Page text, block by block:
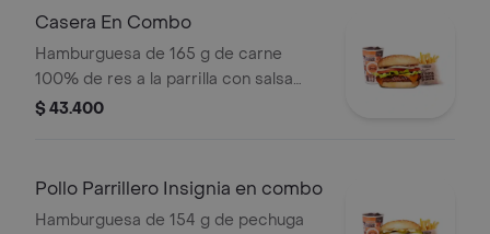
Casera En Combo
Hamburguesa de 165 g de carne
100% de res a la parrilla con salsa
bbq, queso americano, cebolla,
cascos) + bebida
$ 43.400
Pollo Parrillero Insignia en combo
Hamburguesa de 154 g de pechuga